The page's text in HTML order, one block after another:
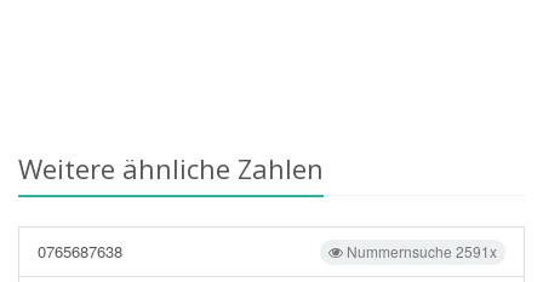
Weitere ähnliche Zahlen
Nummernsuche 2591x
0765687638